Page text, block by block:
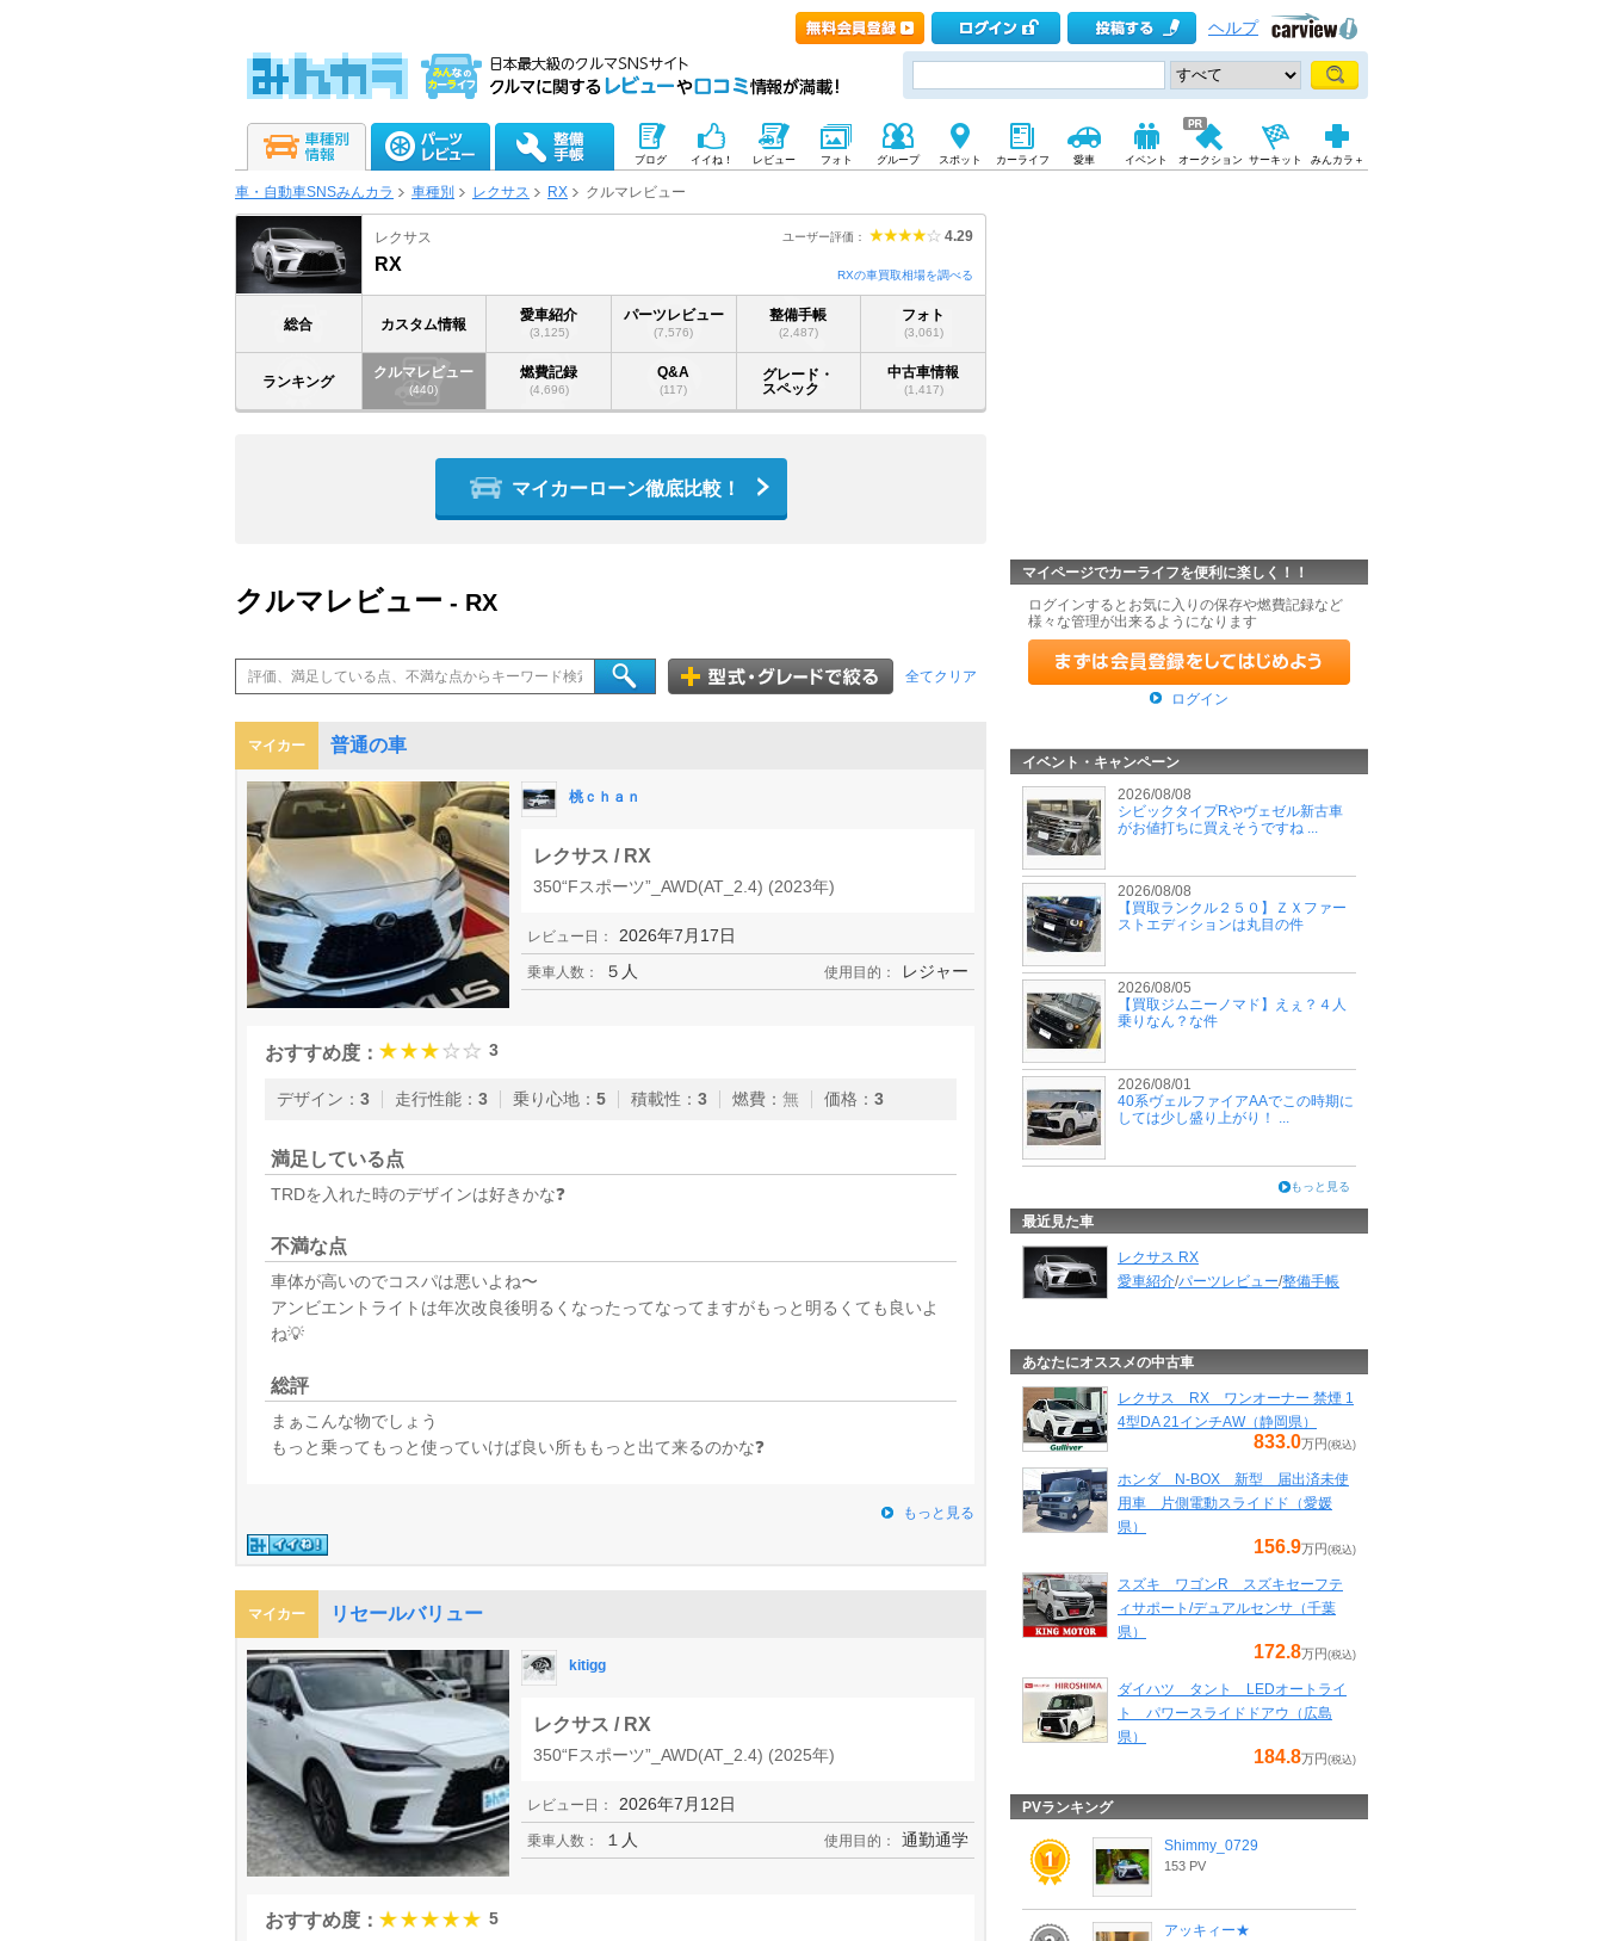
ヘルプ
ブログ イイね！ レビュー フォト グループ スポット カーライフ 愛車 イベント オークション サーキット みんカラ＋
車・自動車SNSみんカラ 車種別 レクサス RX クルマレビュー
ユーザー評価： 4.29
レクサス
RX
RXの車買取相場を調べる
総合 カスタム情報
愛車紹介
(3,125)
パーツレビュー
(7,576)
整備手帳
(2,487)
フォト
(3,061)
ランキング
クルマレビュー
(440)
燃費記録
(4,696)
Q&A
(117)
グレード・
スペック
中古車情報
(1,417)
マイカーローン徹底比較！
クルマレビュー - RX
全てクリア
マイカー 普通の車
桃ｃｈａｎ
レクサス / RX
350“Fスポーツ”_AWD(AT_2.4) (2023年)
レビュー日： 2026年7月17日
乗車人数： ５人 使用目的： レジャー
おすすめ度： 3
デザイン ： 3 走行性能 ： 3 乗り心地 ： 5 積載性 ： 3 燃費 ： 無 価格 ： 3
満足している点
TRDを入れた時のデザインは好きかな❓
不満な点
車体が高いのでコスパは悪いよね〜
アンビエントライトは年次改良後明るくなったってなってますがもっと明るくても良いよ
ね💡
総評
まぁこんな物でしょう
もっと乗ってもっと使っていけば良い所ももっと出て来るのかな❓
もっと見る
マイカー リセールバリュー
kitigg
レクサス / RX
350“Fスポーツ”_AWD(AT_2.4) (2025年)
レビュー日： 2026年7月12日
乗車人数： １人 使用目的： 通勤通学
おすすめ度： 5
マイページでカーライフを便利に楽しく！！
ログインするとお気に入りの保存や燃費記録など
様々な管理が出来るようになります
ログイン
イベント・キャンペーン
2026/08/08
シビックタイプRやヴェゼル新古車
がお値打ちに買えそうですね ...
2026/08/08
【買取ランクル２５０】ＺＸファー
ストエディションは丸目の件
2026/08/05
【買取ジムニーノマド】えぇ？４人
乗りなん？な件
2026/08/01
40系ヴェルファイアAAでこの時期に
しては少し盛り上がり！ ...
もっと見る
最近見た車
レクサス RX
愛車紹介/パーツレビュー/整備手帳
あなたにオススメの中古車
レクサス RX ワンオーナー 禁煙 1
4型DA 21インチAW（静岡県）
833.0万円 (税込)
ホンダ N-BOX 新型 届出済未使
用車 片側電動スライドド（愛媛
県）
156.9万円 (税込)
スズキ ワゴンR スズキセーフテ
ィサポート/デュアルセンサ（千葉
県）
172.8万円 (税込)
ダイハツ タント LEDオートライ
ト パワースライドドアウ（広島
県）
184.8万円 (税込)
PVランキング
Shimmy_0729
153 PV
アッキィー★